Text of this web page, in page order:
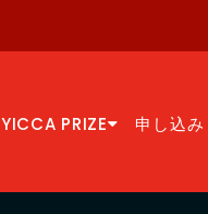
YICCA PRIZE 申し込み